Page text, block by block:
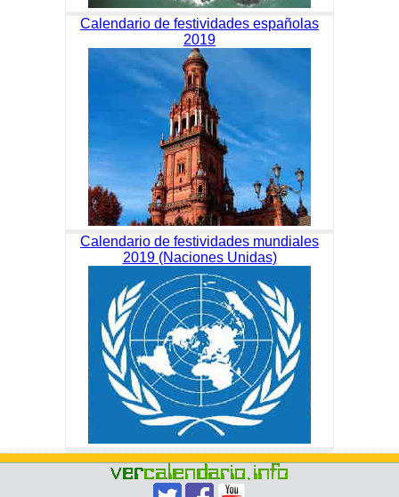
Calendario de festividades españolas
2019
Calendario de festividades mundiales
2019 (Naciones Unidas)